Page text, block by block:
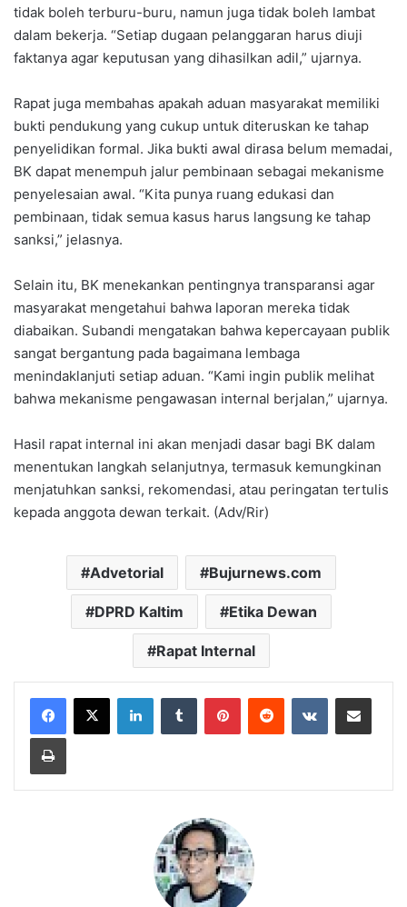
tidak boleh terburu-buru, namun juga tidak boleh lambat
dalam bekerja. “Setiap dugaan pelanggaran harus diuji
faktanya agar keputusan yang dihasilkan adil,” ujarnya.
Rapat juga membahas apakah aduan masyarakat memiliki
bukti pendukung yang cukup untuk diteruskan ke tahap
penyelidikan formal. Jika bukti awal dirasa belum memadai,
BK dapat menempuh jalur pembinaan sebagai mekanisme
penyelesaian awal. “Kita punya ruang edukasi dan
pembinaan, tidak semua kasus harus langsung ke tahap
sanksi,” jelasnya.
Selain itu, BK menekankan pentingnya transparansi agar
masyarakat mengetahui bahwa laporan mereka tidak
diabaikan. Subandi mengatakan bahwa kepercayaan publik
sangat bergantung pada bagaimana lembaga
menindaklanjuti setiap aduan. “Kami ingin publik melihat
bahwa mekanisme pengawasan internal berjalan,” ujarnya.
Hasil rapat internal ini akan menjadi dasar bagi BK dalam
menentukan langkah selanjutnya, termasuk kemungkinan
menjatuhkan sanksi, rekomendasi, atau peringatan tertulis
kepada anggota dewan terkait. (Adv/Rir)
Advetorial Bujurnews.com
DPRD Kaltim Etika Dewan
Rapat Internal
LinkedInTumblr PinterestReddit VKontakteShare via Email
Print